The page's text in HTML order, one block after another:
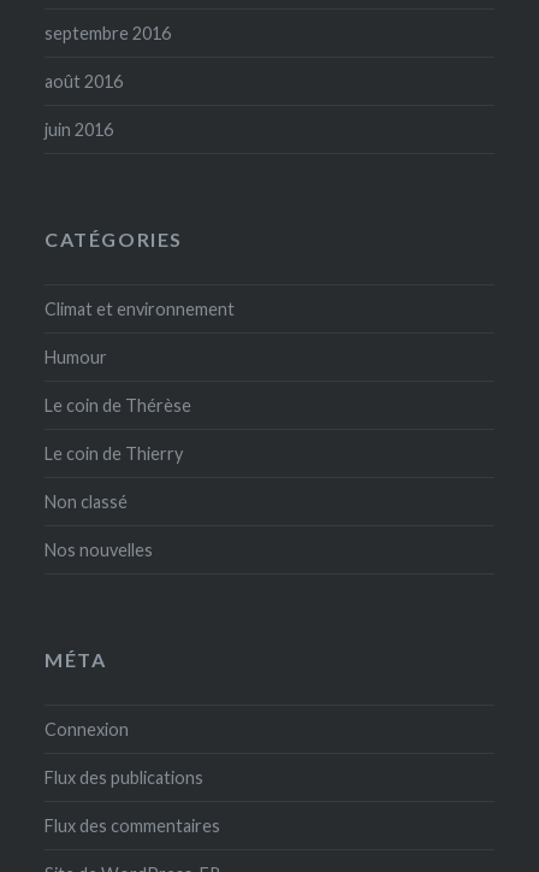
septembre 2016
août 2016
juin 2016
CATÉGORIES
Climat et environnement
Humour
Le coin de Thérèse
Le coin de Thierry
Non classé
Nos nouvelles
MÉTA
Connexion
Flux des publications
Flux des commentaires